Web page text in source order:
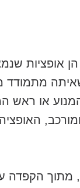
אופציות
מתמודד
או ראש
מתוך הקפדה